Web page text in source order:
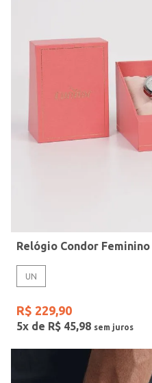
Relógio Condor Feminino
UN
R$ 229,90
5x de R$ 45,98